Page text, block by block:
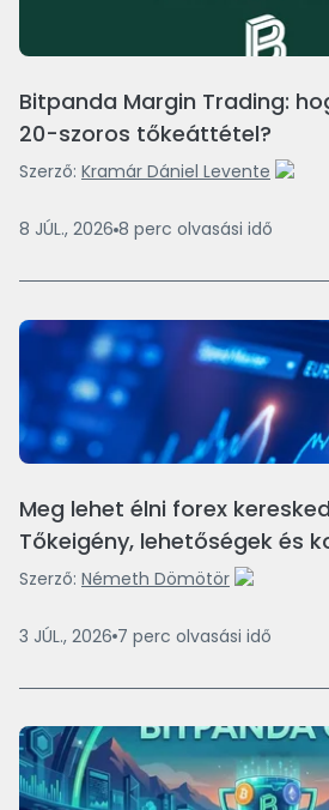
Bitpanda Margin Trading:
20-szoros tőkeáttétel?
Szerző: Kramár Dániel Levente
8 JÚL., 2026 8 perc olvasási idő
Meg lehet élni forex
Tőkeigény, lehetőségek és
Szerző: Németh Dömötör
3 JÚL., 2026 7 perc olvasási idő